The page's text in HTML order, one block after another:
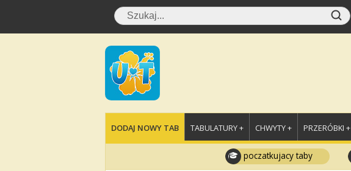
DODAJ NOWY TAB TABULATURY + CHWYTY + PRZERÓBKI +
poczatkujacy taby